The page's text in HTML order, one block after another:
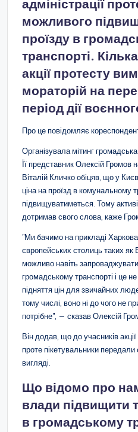
адміністрації
можливого
проїзду в
транспорті.
акції протесту
мораторій на
період дії
Про це повідомляє
Організувала мітинг
Її представник Олексій Громов
Віталій Кличко обіцяв, що у
ціна на проїзд в комунальному
підвищуватиметься. Тому
дотримав свого слова, каже
"Ми бачимо на прикладі
європейських столиць таких
можливо навіть
громадському транспорті і це
підняття цін для звичайних
тому числі, воно ні до чого не
потрібне", — сказав Олексій
Він додав, що до учасників
проте пікетувальники
вигляді.
Що відомо про
влади підвищити
в громадському